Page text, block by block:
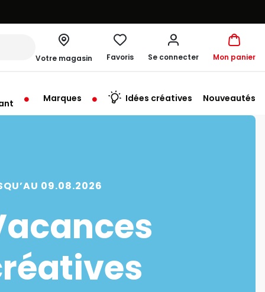
Votre magasin
à 10:00
Favoris Se connecter Mon panier
Marques Idées créatives Nouveautés
09.08.2026